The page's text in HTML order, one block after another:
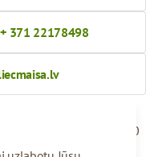
371 22178498
09:00 - 17:00